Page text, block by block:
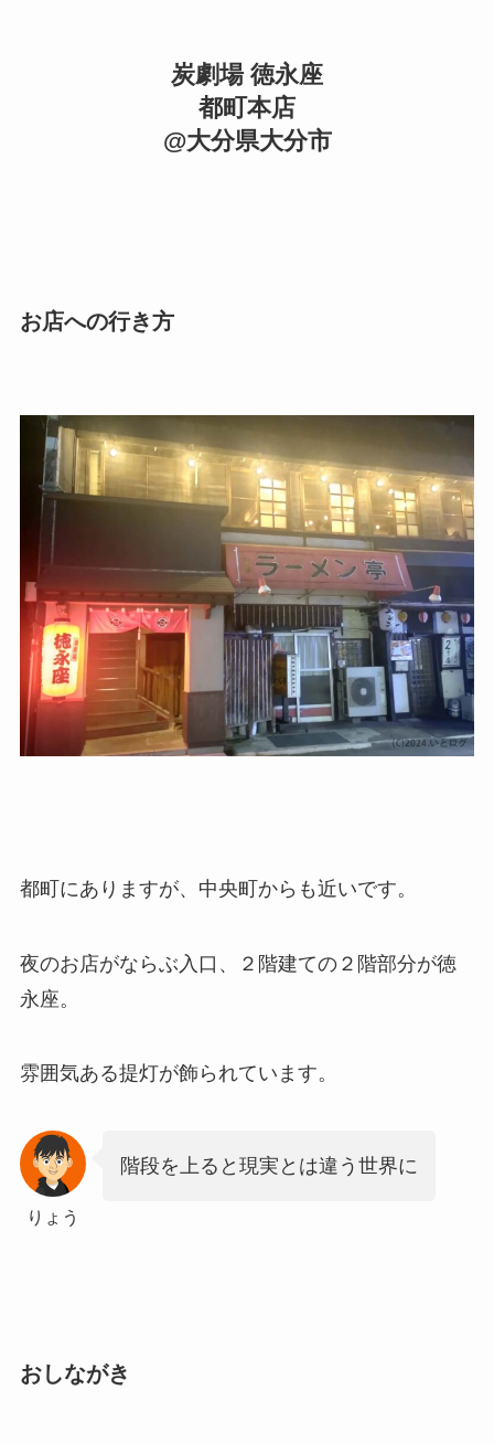
炭劇場 徳永座
都町本店
@大分県大分市
お店への行き方
都町にありますが、中央町からも近いです。
夜のお店がならぶ入口、２階建ての２階部分が徳
永座。
雰囲気ある提灯が飾られています。
りょう
階段を上ると現実とは違う世界に
おしながき